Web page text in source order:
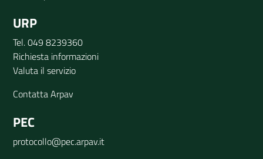
URP
Tel. 049 8239360
Richiesta informazioni
Valuta il servizio
Contatta Arpav
PEC
protocollo@pec.arpav.it